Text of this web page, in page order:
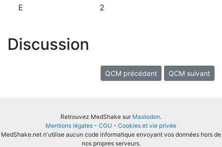
E
2
Discussion
QCM précédent QCM suivant
Retrouvez MedShake sur Mastodon.
Mentions légales - CGU - Cookies et vie privée
MedShake.net n'utilise aucun code informatique envoyant vos données hors de
nos propres serveurs.